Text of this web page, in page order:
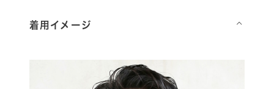
着用イメージ ⌵